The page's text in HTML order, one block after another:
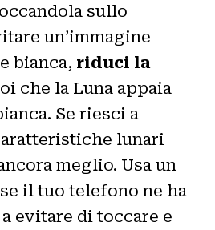
sullo
un’immagine
bianca, riduci la
che la Luna appaia
Se riesci a
lunari
meglio. Usa un
se il tuo telefono ne ha
evitare di toccare e